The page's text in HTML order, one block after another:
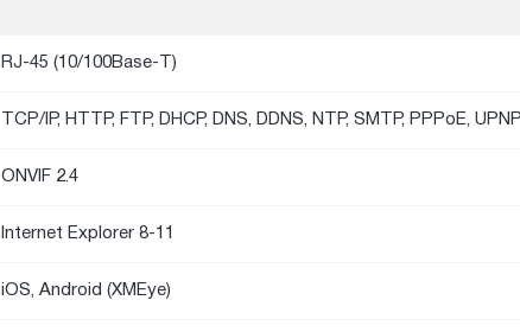
RJ-45 (10/100Base-T)
TCP/IP, HTTP, FTP, DHCP, DNS, DDNS, NTP, SMTP, PPPoE, UPNP
ONVIF 2.4
Internet Explorer 8-11
iOS, Android (XMEye)